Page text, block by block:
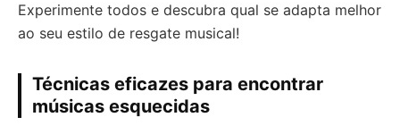
Experimente todos e descubra qual se adapta melhor
ao seu estilo de resgate musical!
Técnicas eficazes para encontrar
músicas esquecidas